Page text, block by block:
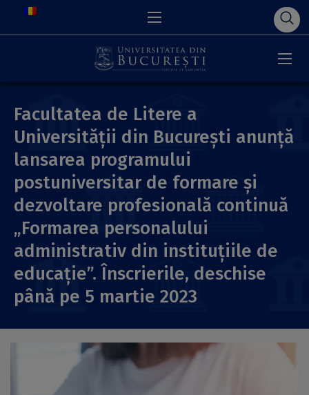
Facultatea de Litere a
Universității din București anunță
lansarea programului
postuniversitar de formare și
dezvoltare profesională continuă
„Formarea personalului
administrativ din instituțiile de
educație”. Înscrierile, deschise
până pe 5 martie 2023